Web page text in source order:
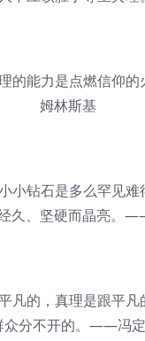
能力是点燃信仰
姆林斯基
钻石是多么罕见难
久、坚硬而晶亮。
的，真理是跟平凡
众分不开的。——冯定